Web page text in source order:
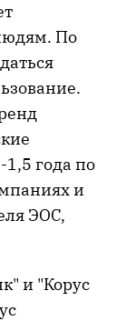
По
года по
и
ЭОС,
и "Корус